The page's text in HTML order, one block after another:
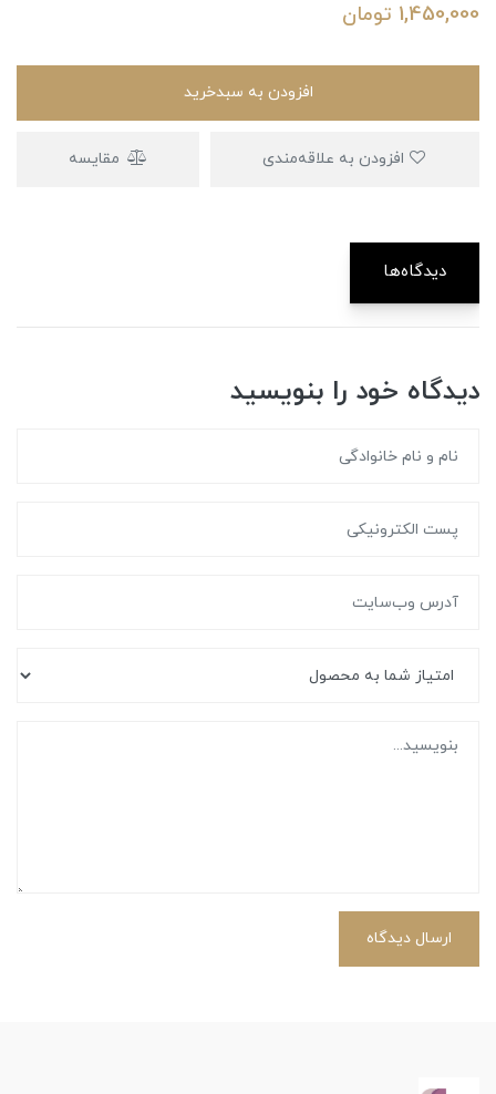
1,450,000 تومان
افزودن به سبدخرید
مقایسه
دیدگاه‌ها
دیدگاه خود را بنویسید
ارسال دیدگاه